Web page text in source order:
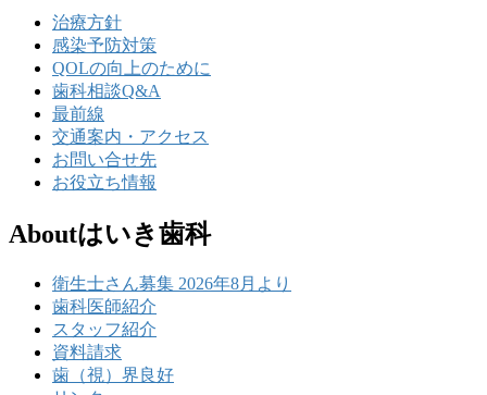
治療方針
感染予防対策
QOLの向上のために
歯科相談Q&A
最前線
交通案内・アクセス
お問い合せ先
お役立ち情報
Aboutはいき歯科
衛生士さん募集 2026年8月より
歯科医師紹介
スタッフ紹介
資料請求
歯（視）界良好